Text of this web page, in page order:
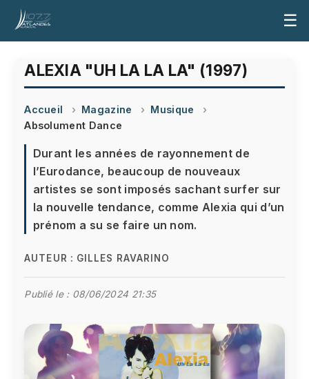
☰
ALEXIA "UH LA LA LA" (1997)
Accueil Magazine
Musique
Absolument Dance
Durant les années de rayonnement de
l’Eurodance, beaucoup de nouveaux
artistes se sont imposés sachant surfer sur
la nouvelle tendance, comme Alexia qui d’un
prénom a su se faire un nom.
AUTEUR : GILLES RAVARINO
Publié le : 08/06/2024 21:35